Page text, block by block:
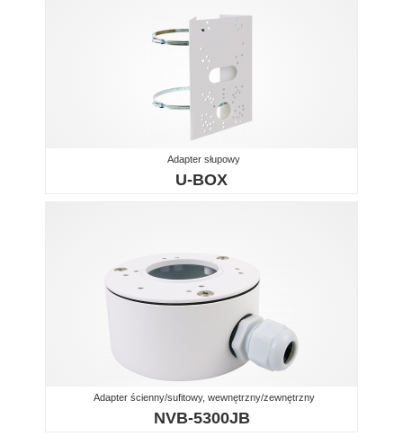
Adapter słupowy
U-BOX
Adapter ścienny/sufitowy, wewnętrzny/zewnętrzny
NVB-5300JB